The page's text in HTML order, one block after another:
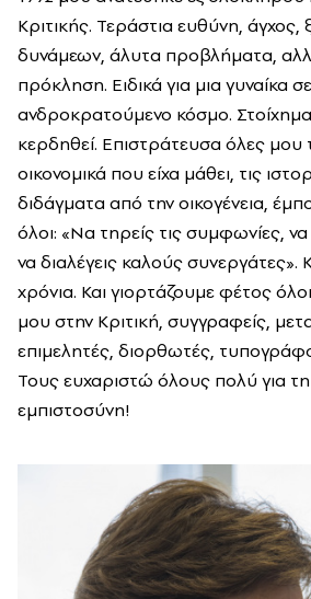
Κριτικής. Τεράστια ευθύνη, άγχος,
δυνάμεων, άλυτα προβλήματα,
πρόκληση. Ειδικά για μια γυναίκα
ανδροκρατούμενο κόσμο.
κερδηθεί. Επιστράτευσα όλες μου
οικονομικά που είχα μάθει, τις
διδάγματα από την οικογένεια,
όλοι: «Να τηρείς τις συμφωνίες,
να διαλέγεις καλούς συνεργάτες».
χρόνια. Και γιορτάζουμε φέτος
μου στην Κριτική, συγγραφείς,
επιμελητές, διορθωτές,
Τους ευχαριστώ όλους πολύ για τη
εμπιστοσύνη!